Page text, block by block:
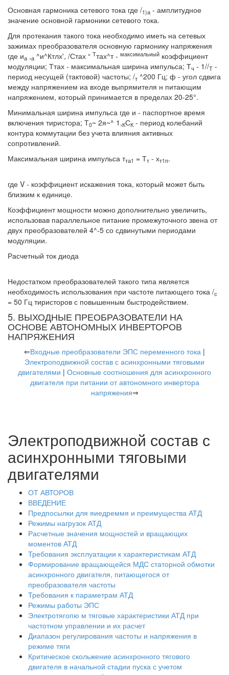
Основная гармоника сетевого тока где /1)а - амплитудное
значение основной гармоники сетевого тока.
Для протекания такого тока необходимо иметь на сетевых
зажимах преобразователя основную гармонику напряжения
где иа ,а ^и^Ктлх', /Стах “ Ттах^т - максимальиый коэффициент
модуляции; Ттах - максимальная ширина импульса; Тч - 1//Т -
период несущей (тактовой) частоты; /т ^200 Гц; ф - угол сдвига
между напряжением иа входе выпрямителя н питающим
напряжением, который принимается в пределах 20-25°.
Минимальная ширина импульса где и - паспортное время
включения тиристора; Т0~ 2я~^ 1,КСК - период колебаний
контура коммутации без учета влияния активных
сопротивлений.
Максимальная ширина импульса тта1 = Тт - хт1п.
где V - коэффициент искажения тока, который может быть
близким к единице.
Коэффициент мощности можно дополнительно увеличить,
использовав параллельное питание промежуточного звена от
двух преобразователей 4^-5 со сдвинутыми периодами
модуляции.
Расчетный ток диода
Недостатком преобразователей такого типа является
необходимость использования при частоте питающего тока /с
= 50 Гц тиристоров с повышенным быстродействием.
5. ВЫХОДНЫЕ ПРЕОБРАЗОВАТЕЛИ НА
ОСНОВЕ АВТОНОМНЫХ ИНВЕРТОРОВ
НАПРЯЖЕНИЯ
⇐Входные преобразователи ЭПС переменного тока |
Электроподвижной состав с асинхронными тяговыми
двигателями | Основные соотношения для асинхронного
двигателя при питании от автономного инвертора
напряжения⇒
Электроподвижной состав с
асинхронными тяговыми
двигателями
ОТ АВТОРОВ
ВВЕДЕНИЕ
Предпосылки для яиедреммя и преимущества АТД
Режимы нагрузок АТД
Расчетные значения мощностей и вращающих
моментов АТД
Требования эксплуатации к характеристикам АТД
Формирование вращающейся МДС статорной обмотки
асинхронного двигателя, питающегося от
преобразователя частоты
Требования к параметрам АТД
Режимы работы ЭПС
Электротягопю м тяговые характеристики АТД при
частотном управлении и их расчет
Диапазон регулирования частоты и напряжения в
режиме тяги
Критическое скольжение асинхронного тягового
двигателя в начальной стадии пуска с учетом